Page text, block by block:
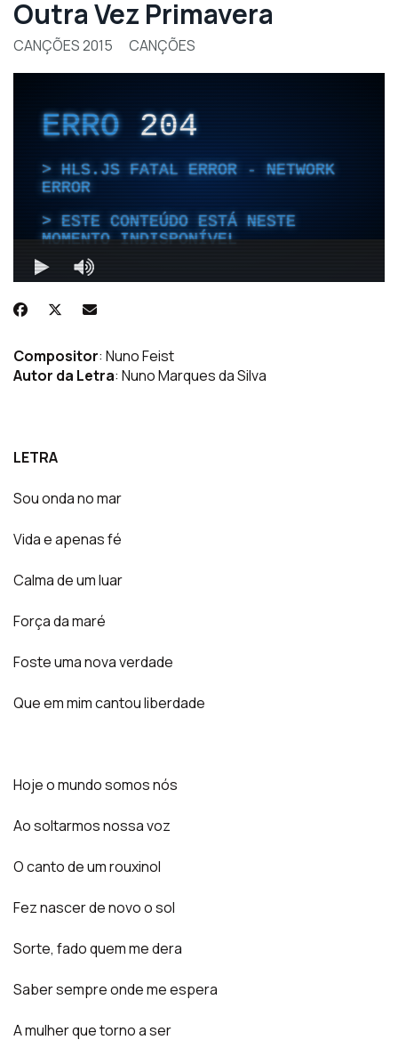
Outra Vez Primavera
CANÇÕES 2015 CANÇÕES
Compositor: Nuno Feist
Autor da Letra: Nuno Marques da Silva
LETRA
Sou onda no mar
Vida e apenas fé
Calma de um luar
Força da maré
Foste uma nova verdade
Que em mim cantou liberdade
Hoje o mundo somos nós
Ao soltarmos nossa voz
O canto de um rouxinol
Fez nascer de novo o sol
Sorte, fado quem me dera
Saber sempre onde me espera
A mulher que torno a ser